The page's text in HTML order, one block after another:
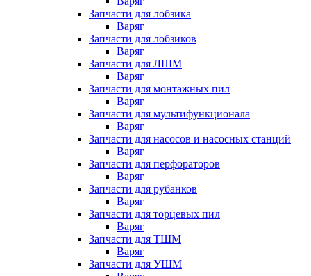
Запчасти для лобзика
Варяг
Запчасти для лобзиков
Варяг
Запчасти для ЛШМ
Варяг
Запчасти для монтажных пил
Варяг
Запчасти для мультифункционала
Варяг
Запчасти для насосов и насосных станций
Варяг
Запчасти для перфораторов
Варяг
Запчасти для рубанков
Варяг
Запчасти для торцевых пил
Варяг
Запчасти для ТШМ
Варяг
Запчасти для УШМ